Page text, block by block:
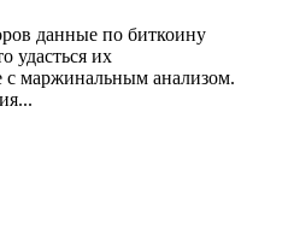
данные по биткоину
удасться их
с маржинальным анализом.